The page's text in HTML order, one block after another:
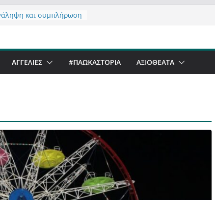
και συμπλήρωση
αντέξει ο
ΑΓΓΕΛΙΕΣ #ΠΑΩΚΑΣΤΟΡΙΑ ΑΞΙΟΘΈΑΤΑ